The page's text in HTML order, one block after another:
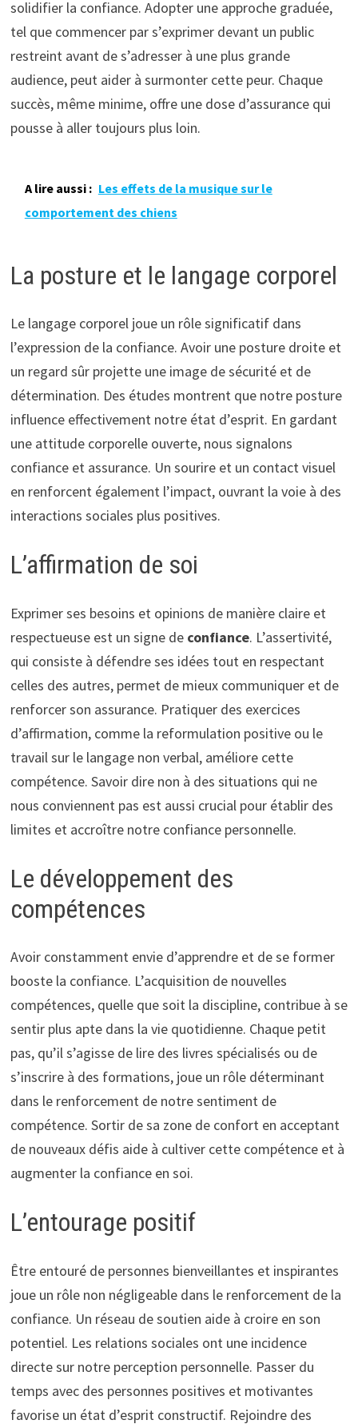
solidifier la confiance. Adopter une approche graduée,
tel que commencer par s’exprimer devant un public
restreint avant de s’adresser à une plus grande
audience, peut aider à surmonter cette peur. Chaque
succès, même minime, offre une dose d’assurance qui
pousse à aller toujours plus loin.
A lire aussi : Les effets de la musique sur le
comportement des chiens
La posture et le langage corporel
Le langage corporel joue un rôle significatif dans
l’expression de la confiance. Avoir une posture droite et
un regard sûr projette une image de sécurité et de
détermination. Des études montrent que notre posture
influence effectivement notre état d’esprit. En gardant
une attitude corporelle ouverte, nous signalons
confiance et assurance. Un sourire et un contact visuel
en renforcent également l’impact, ouvrant la voie à des
interactions sociales plus positives.
L’affirmation de soi
Exprimer ses besoins et opinions de manière claire et
respectueuse est un signe de confiance. L’assertivité,
qui consiste à défendre ses idées tout en respectant
celles des autres, permet de mieux communiquer et de
renforcer son assurance. Pratiquer des exercices
d’affirmation, comme la reformulation positive ou le
travail sur le langage non verbal, améliore cette
compétence. Savoir dire non à des situations qui ne
nous conviennent pas est aussi crucial pour établir des
limites et accroître notre confiance personnelle.
Le développement des
compétences
Avoir constamment envie d’apprendre et de se former
booste la confiance. L’acquisition de nouvelles
compétences, quelle que soit la discipline, contribue à se
sentir plus apte dans la vie quotidienne. Chaque petit
pas, qu’il s’agisse de lire des livres spécialisés ou de
s’inscrire à des formations, joue un rôle déterminant
dans le renforcement de notre sentiment de
compétence. Sortir de sa zone de confort en acceptant
de nouveaux défis aide à cultiver cette compétence et à
augmenter la confiance en soi.
L’entourage positif
Être entouré de personnes bienveillantes et inspirantes
joue un rôle non négligeable dans le renforcement de la
confiance. Un réseau de soutien aide à croire en son
potentiel. Les relations sociales ont une incidence
directe sur notre perception personnelle. Passer du
temps avec des personnes positives et motivantes
favorise un état d’esprit constructif. Rejoindre des